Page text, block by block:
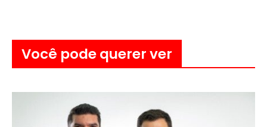
Você pode querer ver